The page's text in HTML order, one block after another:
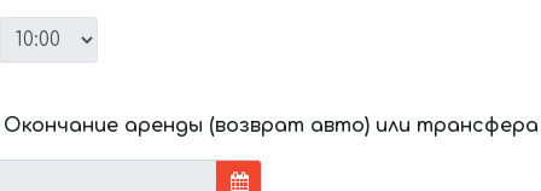
Окончание аренды (возврат авто) или трансфера